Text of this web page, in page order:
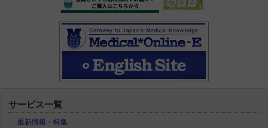
サービス一覧
最新情報・特集